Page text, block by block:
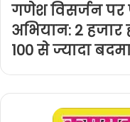
गणेश विसर्जन पर
अभियान: 2 हजार
100 से ज्यादा